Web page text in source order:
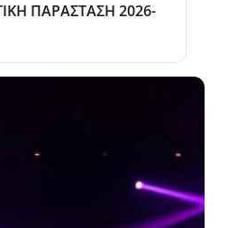
ΠΑΡΑΣΤΑΣΗ 2026-